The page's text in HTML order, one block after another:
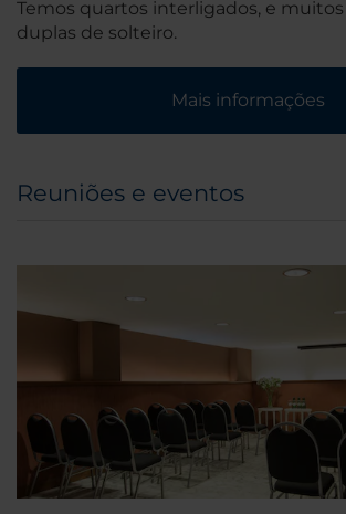
Temos quartos interligados, e
duplas de solteiro.
Mais informações
Reuniões e eventos